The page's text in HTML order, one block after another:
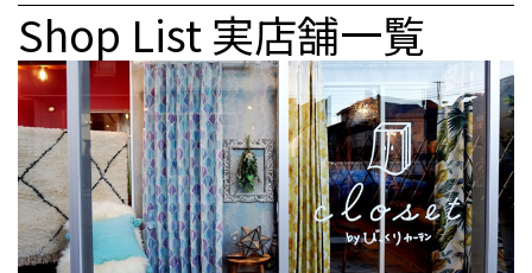
Shop List実店舗一覧